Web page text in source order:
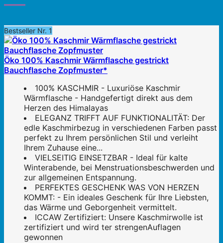
Bestseller Nr. 1
Öko 100% Kaschmir Wärmflasche gestrickt
Bauchflasche Zopfmuster*
100% KASCHMIR - Luxuriöse Kaschmir
Wärmflasche - Handgefertigt direkt aus dem
Herzen des Himalayas
ELEGANZ TRIFFT AUF FUNKTIONALITÄT: Der
edle Kaschmirbezug in verschiedenen Farben passt
perfekt zu Ihrem persönlichen Stil und verleiht
Ihrem Zuhause eine...
VIELSEITIG EINSETZBAR - Ideal für kalte
Winterabende, bei Menstruationsbeschwerden und
zur allgemeinen Entspannung.
PERFEKTES GESCHENK WAS VON HERZEN
KOMMT: - Ein ideales Geschenk für Ihre Liebsten,
das Wärme und Geborgenheit vermittelt.
ICCAW Zertifiziert: Unsere Kaschmirwolle ist
zertifiziert und wird ter strengenAuflagen
gewonnen